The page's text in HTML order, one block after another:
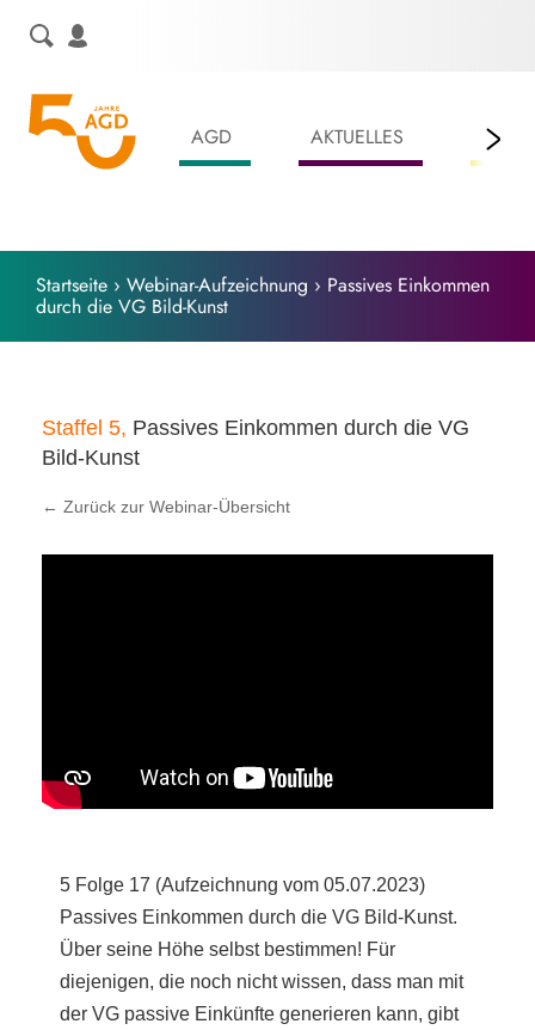
AGD AKTUELLES
Startseite › Webinar-Aufzeichnung › Passives Einkommen
durch die VG Bild-Kunst
Staffel 5, Passives Einkommen durch die VG
Bild-Kunst
← Zurück zur Webinar-Übersicht
5 Folge 17 (Aufzeichnung vom 05.07.2023)
Passives Einkommen durch die VG Bild-Kunst.
Über seine Höhe selbst bestimmen! Für
diejenigen, die noch nicht wissen, dass man mit
der VG passive Einkünfte generieren kann, gibt